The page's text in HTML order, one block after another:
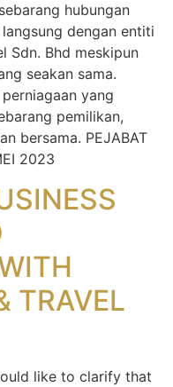
hubungan
dengan entiti
Sdn. Bhd meskipun
seakan sama.
yang
pemilikan,
bersama. PEJABAT
2023
TRAVEL
like to clarify that